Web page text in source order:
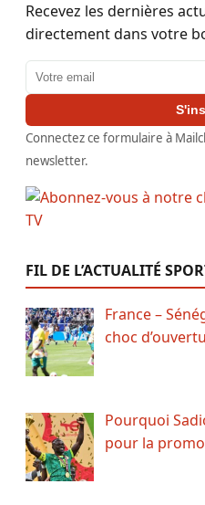
Recevez les dernières
directement dans votre
Adresse email
Connectez ce formulaire à
newsletter.
FIL DE L’ACTUALITÉ
France –
choc
Pourquoi
pour la